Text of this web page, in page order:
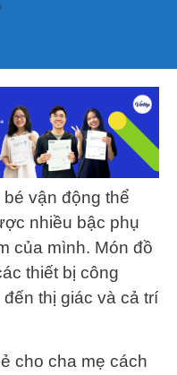
bé vận động thể
nhiều bậc phụ
của mình. Món đồ
thiết bị công
thị giác và cả trí
cho cha mẹ cách